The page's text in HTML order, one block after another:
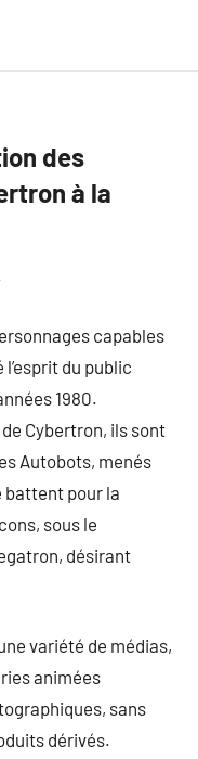
des
à la
capables
du public
1980.
Cybertron, ils sont
Autobots, menés
battent pour la
sous le
désirant
variété de médias,
animées
sans
dérivés.